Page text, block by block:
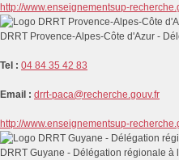
http://www.enseignementsup-
DRRT Provence-Alpes-Côte d'Azur -
Tel : 04 84 35 42 83
Email : drrt-paca@recherche.gouv.fr
http://www.enseignementsup-
DRRT Guyane - Délégation régionale à